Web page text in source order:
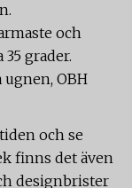
och
grader.
OBH
och se
finns det även
designbrister